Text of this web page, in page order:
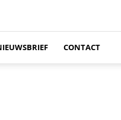
CONTACT